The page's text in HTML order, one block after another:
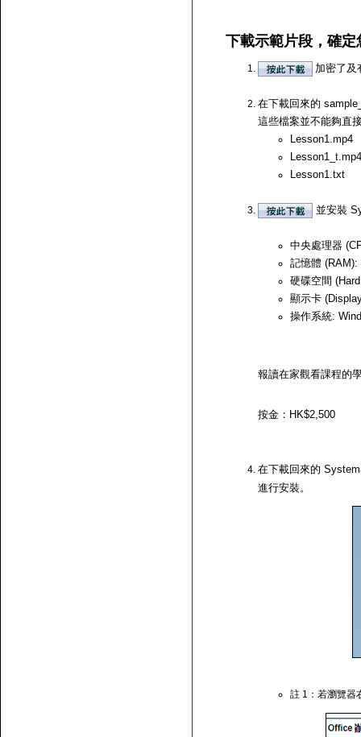
下載示範片段，確
加密了及
在下載回來的
這些檔案並不能夠直
Lesson1.mp4
Lesson1_t.mp4
Lesson1.txt
並安裝
中央處理器
記憶體
硬碟空間
顯示卡
操作系統:
報讀在家觀看課程的
按金：HK$2,500
在下載回來的
進行安裝。
註 1：若瀏覽器